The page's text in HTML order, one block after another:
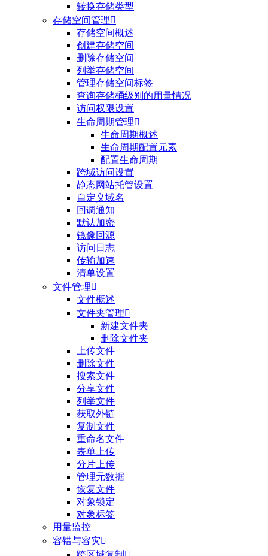
转换存储类型
存储空间管理
存储空间概述
创建存储空间
删除存储空间
列举存储空间
管理存储空间标签
查询存储桶级别的用量情况
访问权限设置
生命周期管理
生命周期概述
生命周期配置元素
配置生命周期
跨域访问设置
静态网站托管设置
自定义域名
回调通知
默认加密
镜像回源
访问日志
传输加速
清单设置
文件管理
文件概述
文件夹管理
新建文件夹
删除文件夹
上传文件
删除文件
搜索文件
分享文件
列举文件
获取外链
复制文件
重命名文件
表单上传
分片上传
管理元数据
恢复文件
对象锁定
对象标签
用量监控
容错与容灾